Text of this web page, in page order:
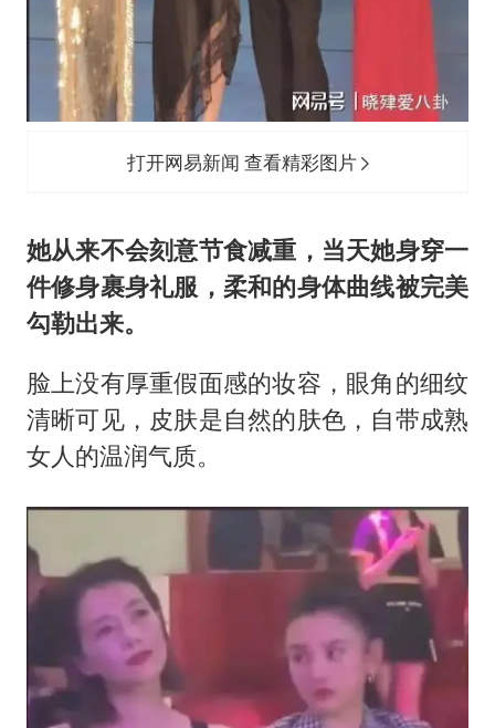
打开网易新闻 查看精彩图片
她从来不会刻意节食减重，当天她身穿一
件修身裹身礼服，柔和的身体曲线被完美
勾勒出来。
脸上没有厚重假面感的妆容，眼角的细纹
清晰可见，皮肤是自然的肤色，自带成熟
女人的温润气质。